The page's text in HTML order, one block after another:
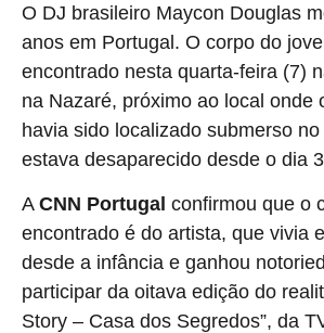
O DJ brasileiro Maycon Douglas
anos em Portugal. O corpo do
encontrado nesta quarta-feira (7)
na Nazaré, próximo ao local onde
havia sido localizado submerso
estava desaparecido desde o dia
A CNN Portugal confirmou que o
encontrado é do artista, que vivia
desde a infância e ganhou
participar da oitava edição do
Story – Casa dos Segredos”, da